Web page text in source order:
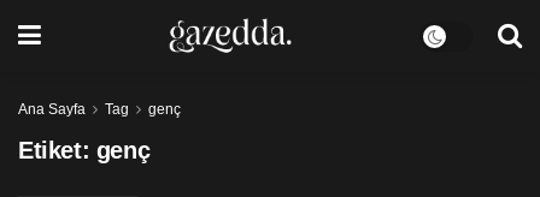
Ana Sayfa Tag genç
Etiket: genç